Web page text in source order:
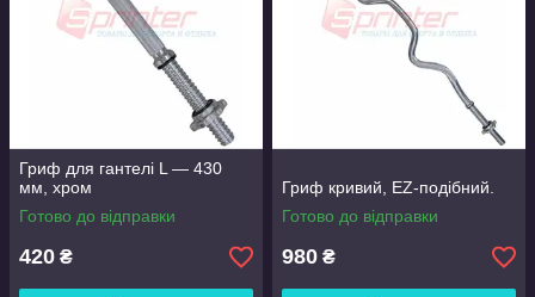
Гарного вам тіла і вражаючою м'язової маси!
Гриф для гантелі L — 430
мм, хром
Готово до відправки
420 ₴
Гриф кривий, EZ-подібний.
Готово до відправки
980 ₴